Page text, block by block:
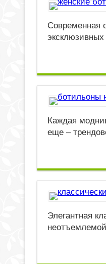
Современная
Каждая
еще –
Элегантная